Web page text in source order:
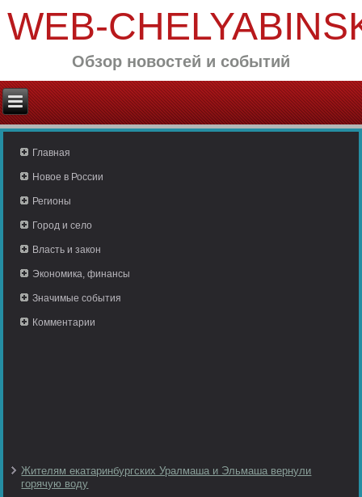
WEB-
Обзор новостей и событий
Главная
Новое в России
Регионы
Город и село
Власть и закон
Экономика, финансы
Значимые события
Комментарии
Жителям екатаринбургских Уралмаша и Эльмаша вернули
горячую воду